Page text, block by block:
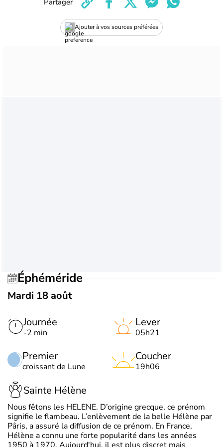
Ajouter à vos sources préférées
Éphéméride
Mardi 18 août
Journée
-2 min
Premier
croissant de Lune
Lever
05h21
Coucher
19h06
Sainte Hélène
Nous fêtons les HELENE. D’origine grecque, ce prénom
signifie le flambeau. L’enlèvement de la belle Hélène par
Pâris, a assuré la diffusion de ce prénom. En France,
Hélène a connu une forte popularité dans les années